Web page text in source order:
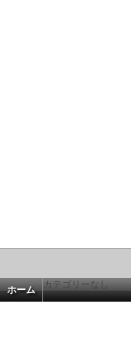
ホーム カテゴリーなし